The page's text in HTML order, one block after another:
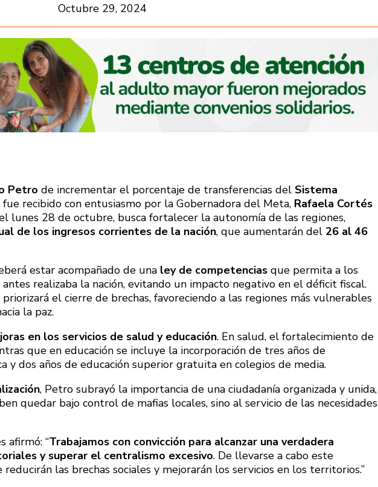
Octubre 29, 2024
Petro de incrementar el porcentaje de transferencias del Sistema
fue recibido con entusiasmo por la Gobernadora del Meta, Rafaela Cortés
lunes 28 de octubre, busca fortalecer la autonomía de las regiones,
de los ingresos corrientes de la nación, que aumentarán del 26 al 46
estar acompañado de una ley de competencias que permita a los
realizaba la nación, evitando un impacto negativo en el déficit fiscal.
el cierre de brechas, favoreciendo a las regiones más vulnerables
la paz.
en los servicios de salud y educación. En salud, el fortalecimiento de
que en educación se incluye la incorporación de tres años de
y dos años de educación superior gratuita en colegios de media.
, Petro subrayó la importancia de una ciudadanía organizada y unida,
quedar bajo control de mafias locales, sino al servicio de las necesidades
afirmó: “Trabajamos con convicción para alcanzar una verdadera
y superar el centralismo excesivo. De llevarse a cabo este
las brechas sociales y mejorarán los servicios en los territorios.”